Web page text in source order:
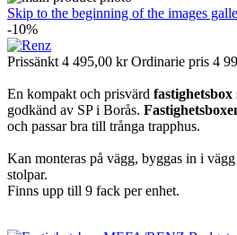
Skip to the beginning of the images
-10%
Prissänkt 4 495,00 kr Ordinarie pris 4
En kompakt och prisvärd fastighetsbox
godkänd av SP i Borås.
och passar bra till trånga trapphus.
Kan monteras på vägg, byggas in i
stolpar.
Finns upp till 9 fack per enhet.